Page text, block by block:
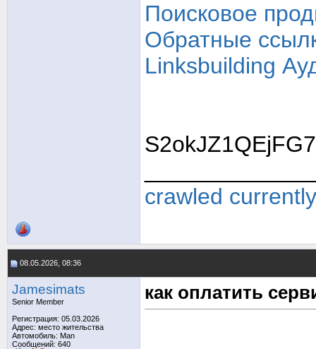
Поисковое
Обратные
Linksbuilding
crawled
08.05.2026, 08:36
Jamesimats
Senior Member
Регистрация: 05.03.2026
Адрес: место жительства
Автомобиль: Man
Сообщений: 640
как оплатить